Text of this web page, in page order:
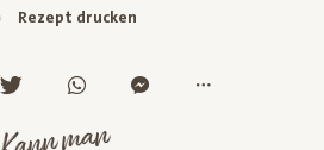
Rezept drucken